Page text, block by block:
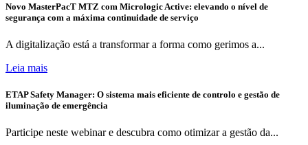
Novo MasterPacT MTZ com Micrologic Active: elevando o nível de
segurança com a máxima continuidade de serviço
A digitalização está a transformar a forma como gerimos a...
Leia mais
ETAP Safety Manager: O sistema mais eficiente de controlo e gestão de
iluminação de emergência
Participe neste webinar e descubra como otimizar a gestão da...